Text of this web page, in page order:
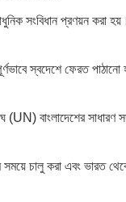
সংবিধান প্রণয়ন করা
স্বদেশে ফেরত পাঠানো
(UN) বাংলাদেশের সাধারণ
সময়ে চালু করা এবং ভারত